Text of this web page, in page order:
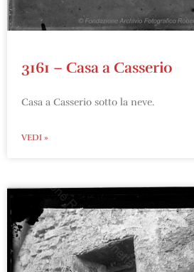
3161 – Casa a Casserio
Casa a Casserio sotto la neve.
VEDI »